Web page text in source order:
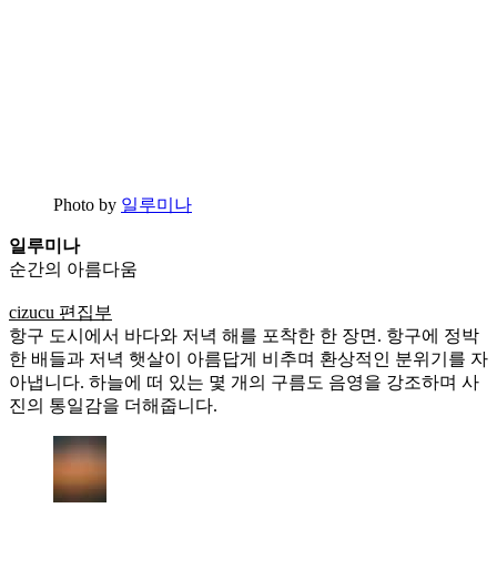
Photo by 일루미나
일루미나
순간의 아름다움
cizucu 편집부
항구 도시에서 바다와 저녁 해를 포착한 한 장면. 항구에 정박
한 배들과 저녁 햇살이 아름답게 비추며 환상적인 분위기를 자
아냅니다. 하늘에 떠 있는 몇 개의 구름도 음영을 강조하며 사
진의 통일감을 더해줍니다.